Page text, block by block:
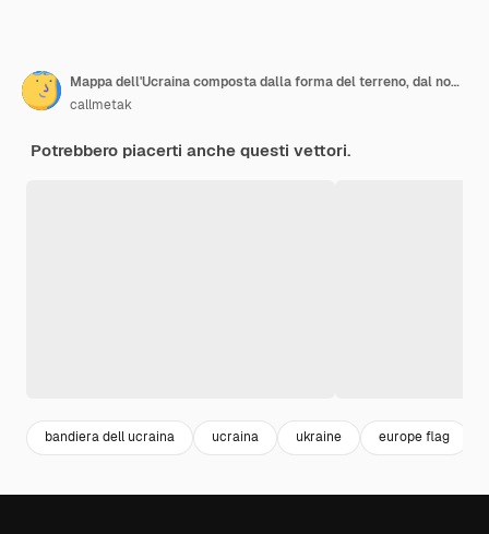
Mappa dell'Ucraina composta dalla forma del terreno, dal nome del paese e dai colori della nazionale F
callmetak
Potrebbero piacerti anche questi vettori.
bandiera dell ucraina ucraina ukraine europe flag